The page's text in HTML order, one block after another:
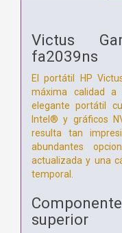
Victus
fa2039ns
El portátil HP
máxima calidad
elegante portátil
Intel® y gráficos
resulta tan
abundantes
actualizada y una
temporal.
superior